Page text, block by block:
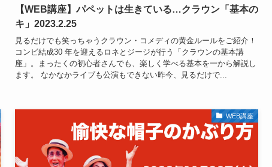
【WEB講座】パペットは生きている…クラウン「基本の
キ」2023.2.25
見るだけでも笑っちゃうクラウン・コメディの黄金ルールをご紹介！
コンビ結成30 年を迎えるロネとジージが行う「クラウンの基本講
座」。まったくの初心者さんでも、楽しく学べる基本を一から解説し
ます。 なかなかライブも公演もできない昨今、見るだけで...
WEB講座